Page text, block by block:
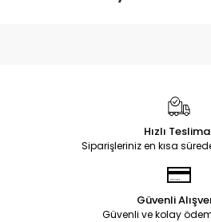
Hızlı
Siparişleriniz en kısa
Güvenli
Güvenli ve kolay